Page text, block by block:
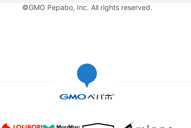
©GMO Pepabo, Inc. All rights reserved.